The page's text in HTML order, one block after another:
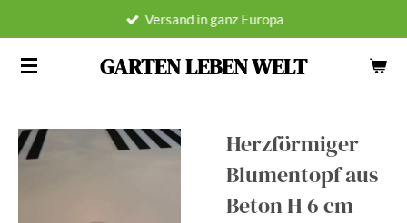
springen
GARTEN LEBEN WELT
Versand in ganz Europa
Herzförmiger
Blumentopf aus
Beton H 6 cm